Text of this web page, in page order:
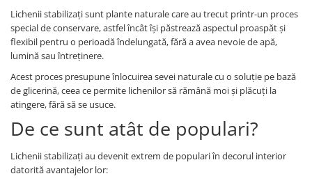
Lichenii stabilizați sunt plante naturale care au trecut printr-un proces
special de conservare, astfel încât își păstrează aspectul proaspăt și
flexibil pentru o perioadă îndelungată, fără a avea nevoie de apă,
lumină sau întreținere.
Acest proces presupune înlocuirea sevei naturale cu o soluție pe bază
de glicerină, ceea ce permite lichenilor să rămână moi și plăcuți la
atingere, fără să se usuce.
De ce sunt atât de populari?
Lichenii stabilizați au devenit extrem de populari în decorul interior
datorită avantajelor lor: